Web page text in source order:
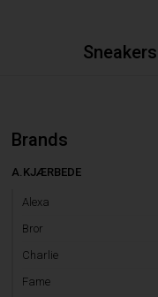
Sneakers
Brands
A.KJÆRBEDE
Alexa
Bror
Charlie
Fame